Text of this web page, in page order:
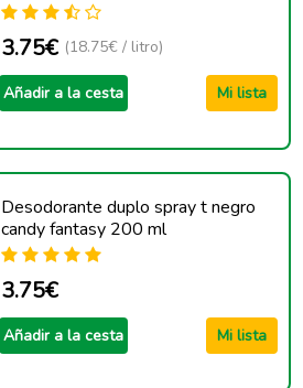
3.75€ (18.75€ / litro)
Añadir a la cesta Mi lista
Desodorante duplo spray t negro
candy fantasy 200 ml
3.75€
Añadir a la cesta Mi lista